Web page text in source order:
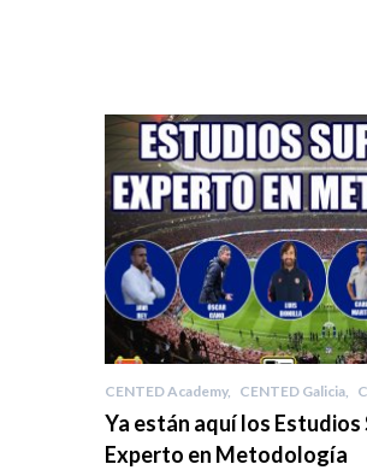
CENTED Academy, CENTED Galicia,
Ya están aquí los Estudios
Experto en Metodología